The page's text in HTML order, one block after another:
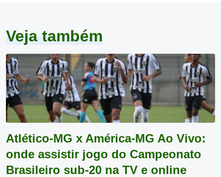
Veja também
Atlético-MG x América-MG Ao Vivo:
onde assistir jogo do Campeonato
Brasileiro sub-20 na TV e online